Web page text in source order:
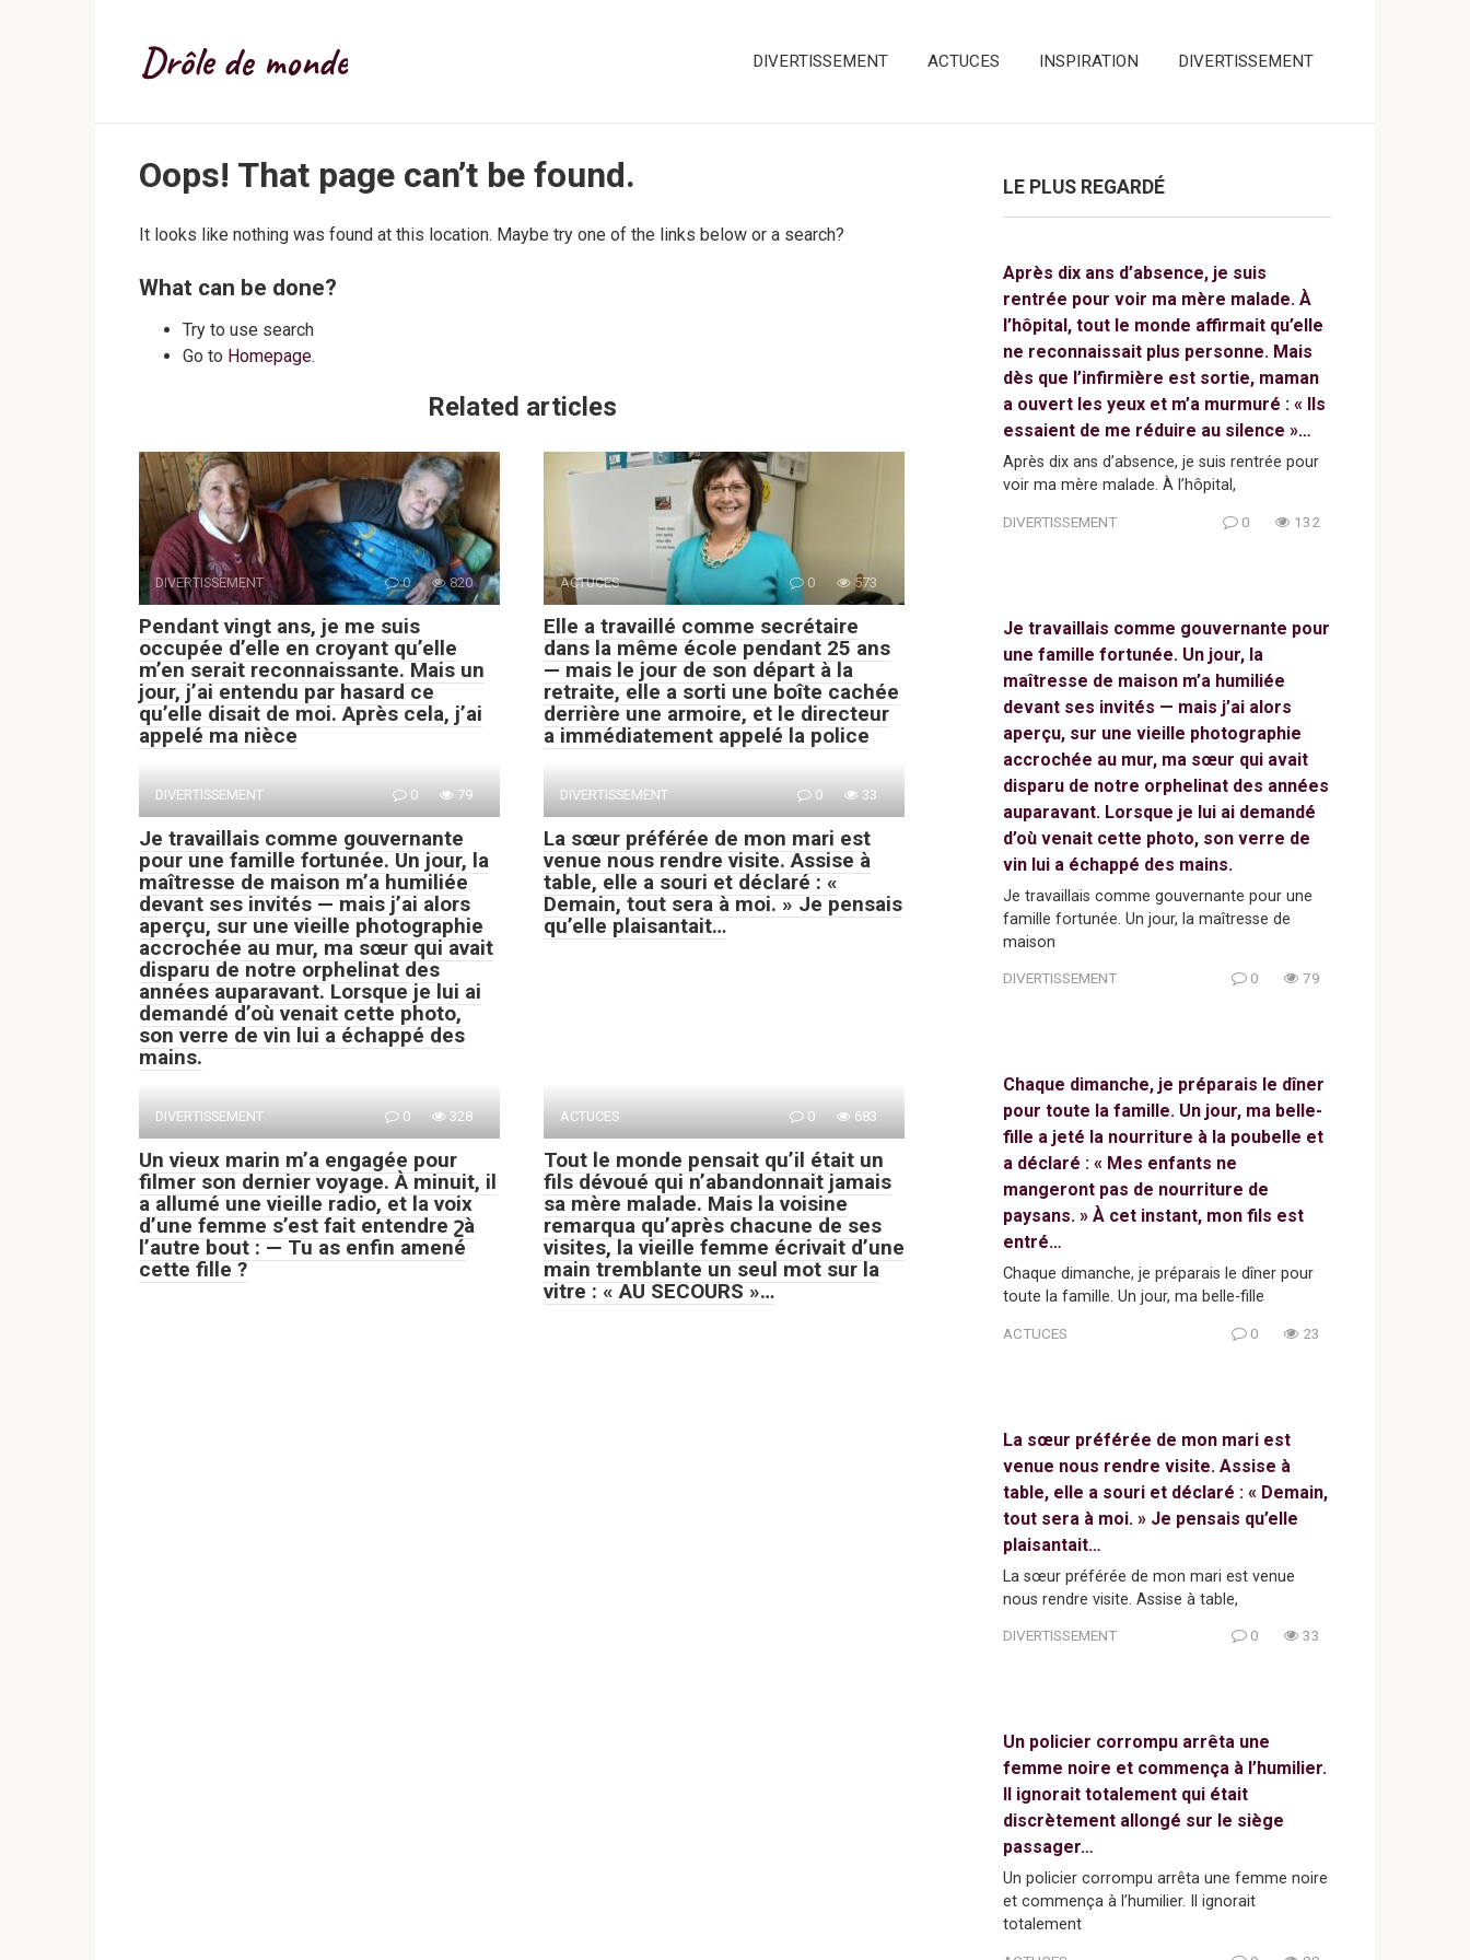
Drôle de monde DIVERTISSEMENT ACTUCES INSPIRATION DIVERTISSEMENT
Oops! That page can’t be found.
It looks like nothing was found at this location. Maybe try one of the links below or a search?
What can be done?
Try to use search
Go to Homepage.
Related articles
DIVERTISSEMENT 0 820
Pendant vingt ans, je me suis
occupée d’elle en croyant qu’elle
m’en serait reconnaissante. Mais un
jour, j’ai entendu par hasard ce
qu’elle disait de moi. Après cela, j’ai
appelé ma nièce
ACTUCES 0 573
Elle a travaillé comme secrétaire
dans la même école pendant 25 ans
— mais le jour de son départ à la
retraite, elle a sorti une boîte cachée
derrière une armoire, et le directeur
a immédiatement appelé la police
DIVERTISSEMENT 0 79
Je travaillais comme gouvernante
pour une famille fortunée. Un jour, la
maîtresse de maison m’a humiliée
devant ses invités — mais j’ai alors
aperçu, sur une vieille photographie
accrochée au mur, ma sœur qui avait
disparu de notre orphelinat des
années auparavant. Lorsque je lui ai
demandé d’où venait cette photo,
son verre de vin lui a échappé des
mains.
DIVERTISSEMENT 0 33
La sœur préférée de mon mari est
venue nous rendre visite. Assise à
table, elle a souri et déclaré : «
Demain, tout sera à moi. » Je pensais
qu’elle plaisantait…
DIVERTISSEMENT 0 328
Un vieux marin m’a engagée pour
filmer son dernier voyage. À minuit, il
a allumé une vieille radio, et la voix
d’une femme s’est fait entendre շà
l’autre bout : — Tu as enfin amené
cette fille ?
ACTUCES 0 683
Tout le monde pensait qu’il était un
fils dévoué qui n’abandonnait jamais
sa mère malade. Mais la voisine
remarqua qu’après chacune de ses
visites, la vieille femme écrivait d’une
main tremblante un seul mot sur la
vitre : « AU SECOURS »…
LE PLUS REGARDÉ
Après dix ans d’absence, je suis
rentrée pour voir ma mère malade. À
l’hôpital, tout le monde affirmait qu’elle
ne reconnaissait plus personne. Mais
dès que l’infirmière est sortie, maman
a ouvert les yeux et m’a murmuré : « Ils
essaient de me réduire au silence »…
Après dix ans d’absence, je suis rentrée pour
voir ma mère malade. À l’hôpital,
DIVERTISSEMENT 0 132
Je travaillais comme gouvernante pour
une famille fortunée. Un jour, la
maîtresse de maison m’a humiliée
devant ses invités — mais j’ai alors
aperçu, sur une vieille photographie
accrochée au mur, ma sœur qui avait
disparu de notre orphelinat des années
auparavant. Lorsque je lui ai demandé
d’où venait cette photo, son verre de
vin lui a échappé des mains.
Je travaillais comme gouvernante pour une
famille fortunée. Un jour, la maîtresse de
maison
DIVERTISSEMENT 0 79
Chaque dimanche, je préparais le dîner
pour toute la famille. Un jour, ma belle-
fille a jeté la nourriture à la poubelle et
a déclaré : « Mes enfants ne
mangeront pas de nourriture de
paysans. » À cet instant, mon fils est
entré…
Chaque dimanche, je préparais le dîner pour
toute la famille. Un jour, ma belle-fille
ACTUCES 0 23
La sœur préférée de mon mari est
venue nous rendre visite. Assise à
table, elle a souri et déclaré : « Demain,
tout sera à moi. » Je pensais qu’elle
plaisantait…
La sœur préférée de mon mari est venue
nous rendre visite. Assise à table,
DIVERTISSEMENT 0 33
Un policier corrompu arrêta une
femme noire et commença à l’humilier.
Il ignorait totalement qui était
discrètement allongé sur le siège
passager…
Un policier corrompu arrêta une femme noire
et commença à l’humilier. Il ignorait
totalement